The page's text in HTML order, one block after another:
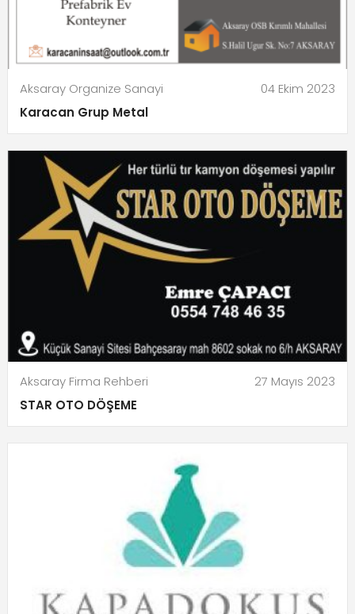
Aksaray Organize Sanayi
04 Ekim 2023
Karacan Grup Metal
Aksaray Firma Rehberi
27 Mayıs 2023
STAR OTO DÖŞEME